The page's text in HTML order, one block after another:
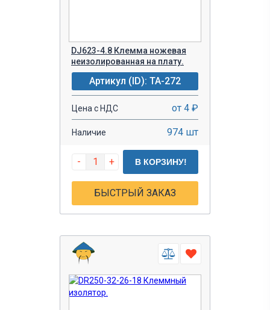
DJ623-4.8 Клемма ножевая
неизолированная на плату.
Артикул (ID): TA-272
Цена с НДС от 4 ₽
Наличие 974 шт
- + В КОРЗИНУ!
БЫСТРЫЙ ЗАКАЗ